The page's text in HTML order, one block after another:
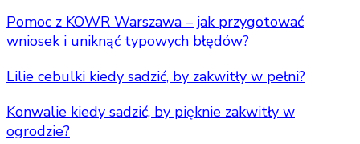
Pomoc z KOWR Warszawa – jak przygotować
wniosek i uniknąć typowych błędów?
Lilie cebulki kiedy sadzić, by zakwitły w pełni?
Konwalie kiedy sadzić, by pięknie zakwitły w
ogrodzie?